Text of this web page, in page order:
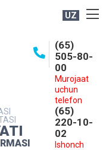
UZ
(65)
505-80-
00
Murojaat
uchun
telefon
(65)
220-10-
02
Ishonch